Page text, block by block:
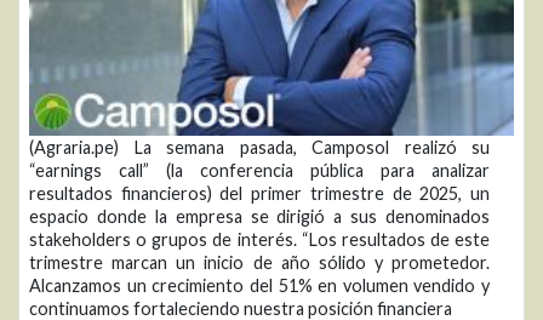
(Agraria.pe) La semana pasada, Camposol realizó su
“earnings call” (la conferencia pública para analizar
resultados financieros) del primer trimestre de 2025, un
espacio donde la empresa se dirigió a sus denominados
stakeholders o grupos de interés. “Los resultados de este
trimestre marcan un inicio de año sólido y prometedor.
Alcanzamos un crecimiento del 51% en volumen vendido y
continuamos fortaleciendo nuestra posición financiera